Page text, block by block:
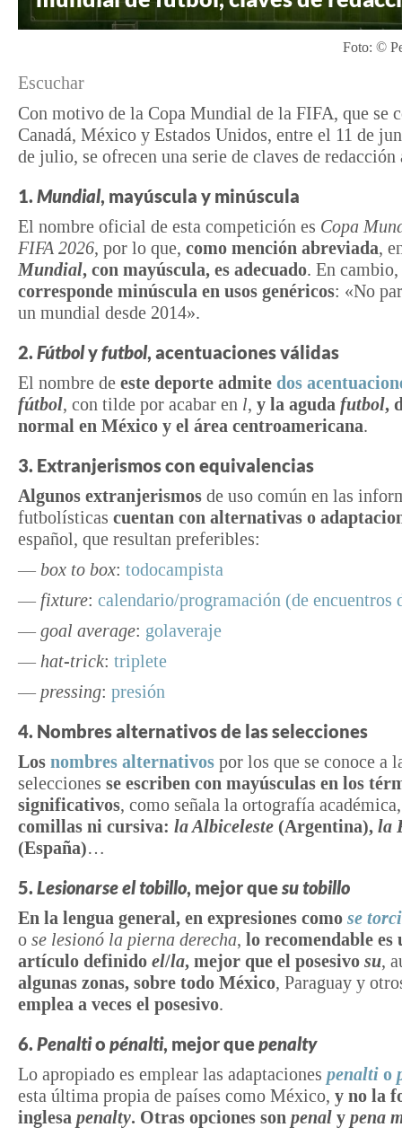
Foto: ©
Escuchar
Con motivo de la Copa Mundial de la FIFA, que se
Canadá, México y Estados Unidos, entre el 11 de
de julio, se ofrecen una serie de claves de redacción
1. Mundial, mayúscula y minúscula
El nombre oficial de esta competición es Copa
FIFA 2026, por lo que, como mención abreviada,
Mundial, con mayúscula, es adecuado. En cambio,
corresponde minúscula en usos genéricos: «No
un mundial desde 2014».
2. Fútbolyfutbol, acentuaciones válidas
El nombre de este deporte admite dos
fútbol, con tilde por acabar en l, y la aguda futbol,
normal en México y el área centroamericana.
3. Extranjerismos con equivalencias
Algunos extranjerismos de uso común en las
futbolísticas cuentan con alternativas o
español, que resultan preferibles:
— box to box: todocampista
— fixture: calendario/programación (de encuentros
— goal average: golaveraje
— hat-trick: triplete
— pressing: presión
4. Nombres alternativos de las selecciones
Los nombres alternativos por los que se conoce a
selecciones se escriben con mayúsculas en los
significativos, como señala la ortografía
comillas ni cursiva: la Albiceleste (Argentina), la
(España)…
5. Lesionarse el tobillo, mejor quesu tobillo
En la lengua general, en expresiones como se
o se lesionó la pierna derecha, lo recomendable es
artículo definido el/la, mejor que el posesivo su,
algunas zonas, sobre todo México, Paraguay y
emplea a veces el posesivo.
6. Penaltio pénalti, mejor quepenalty
Lo apropiado es emplear las adaptaciones penalti o
esta última propia de países como México, y no la
inglesa penalty. Otras opciones son penal y pena